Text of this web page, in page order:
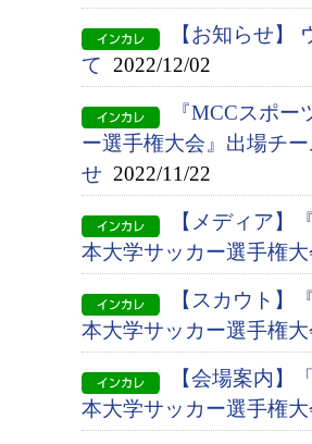
【お知らせ】
て 2022/12/02
『MCCスポー
ー選手権大会』出場チ
せ 2022/11/22
【メディア】
本大学サッカー選手権
【スカウト】
本大学サッカー選手権
【会場案内】
本大学サッカー選手権大